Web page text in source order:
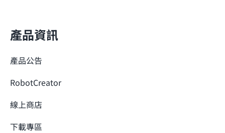
產品資訊
產品公告
RobotCreator
線上商店
下載專區